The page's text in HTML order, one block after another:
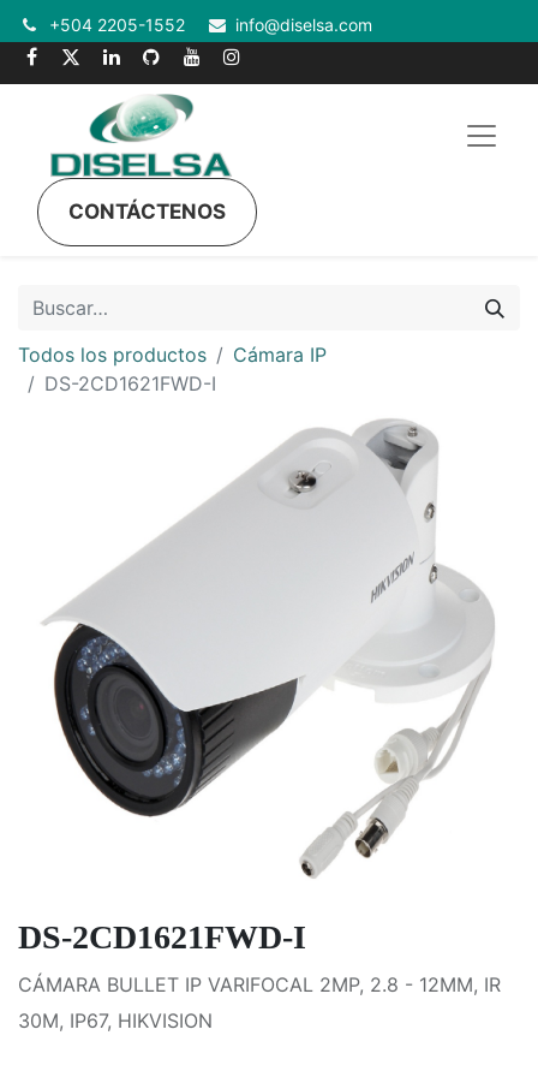
+504 2205-1552 info@diselsa.com
CONTÁCTENOS
Todos los productos
Cámara IP
DS-2CD1621FWD-I
DS-2CD1621FWD-I
CÁMARA BULLET IP VARIFOCAL 2MP, 2.8 - 12MM, IR
30M, IP67, HIKVISION